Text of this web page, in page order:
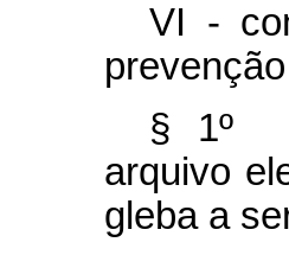
VI -
§ 1º
arquivo
gleba a